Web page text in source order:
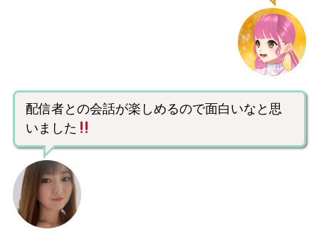
配信者との会話が楽しめるので面白いなと思
いました